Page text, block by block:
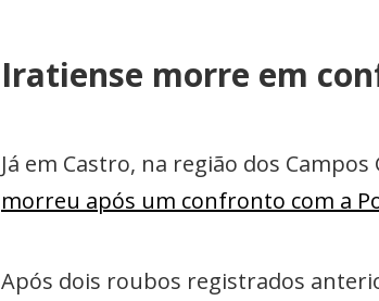
Iratiense morre em
Já em Castro, na região dos Campos
morreu após um confronto com a
Após dois roubos registrados